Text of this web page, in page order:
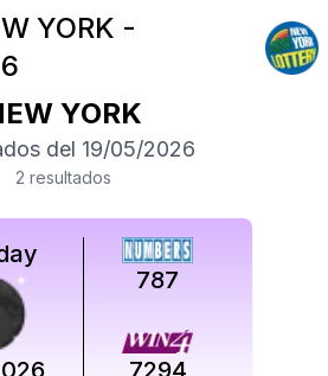
YORK -
YORK
del 19/05/2026
2 resultados
787
7294